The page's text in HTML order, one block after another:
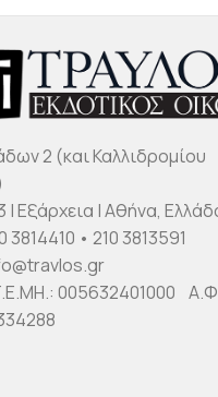
2 (και Καλλιδρομίου
| Εξάρχεια | Αθήνα,
3814410 • 210 3813591
005632401000